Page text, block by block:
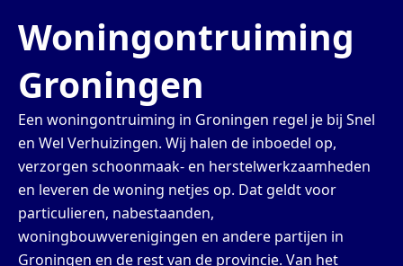
Woningontruiming
Groningen
Een woningontruiming in Groningen regel je bij Snel
en Wel Verhuizingen. Wij halen de inboedel op,
verzorgen schoonmaak- en herstelwerkzaamheden
en leveren de woning netjes op. Dat geldt voor
particulieren, nabestaanden,
woningbouwverenigingen en andere partijen in
Groningen en de rest van de provincie. Van het